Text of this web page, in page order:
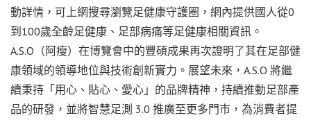
動詳情，可上網搜尋瀏覽足健康守護圈，網內提供國人從0
到100歲全齡足健康、足部病痛等足健康相關資訊。
A.S.O（阿瘦）在博覽會中的豐碩成果再次證明了其在足部健
康領域的領導地位與技術創新實力。展望未來，A.S.O 將繼
續秉持「用心、貼心、愛心」的品牌精神，持續推動足部產
品的研發，並將智慧足測 3.0 推廣至更多門市，為消費者提